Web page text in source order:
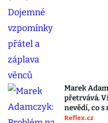
Marek
přetrvává.
nevědí, co s
Reflex.cz